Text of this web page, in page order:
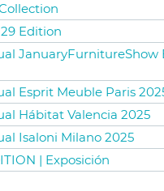
Edition
Esprit Meuble Paris
Hábitat Valencia 2025
Isaloni Milano 2025
| Exposición